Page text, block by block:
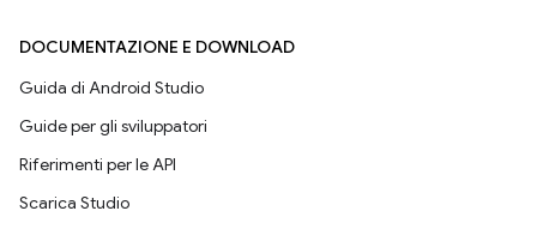
DOCUMENTAZIONE E DOWNLOAD
Guida di Android Studio
Guide per gli sviluppatori
Riferimenti per le API
Scarica Studio